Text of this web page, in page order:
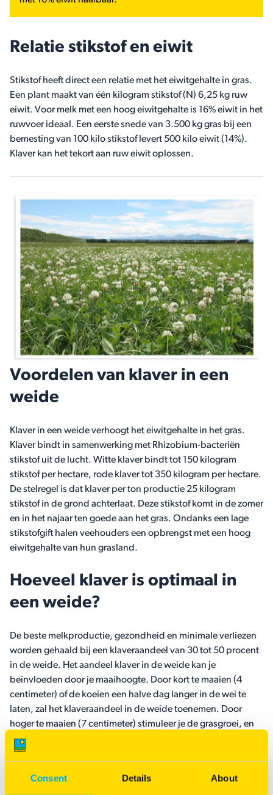
Consent Details About
Relatie stikstof en eiwit
Stikstof heeft direct een relatie met het eiwitgehalte in gras.
Een plant maakt van één kilogram stikstof (N) 6,25 kg ruw
eiwit. Voor melk met een hoog eiwitgehalte is 16% eiwit in het
ruwvoer ideaal. Een eerste snede van 3.500 kg gras bij een
bemesting van 100 kilo stikstof levert 500 kilo eiwit (14%).
Klaver kan het tekort aan ruw eiwit oplossen.
Voordelen van klaver in een
weide
Klaver in een weide verhoogt het eiwitgehalte in het gras.
Klaver bindt in samenwerking met Rhizobium-bacteriën
stikstof uit de lucht. Witte klaver bindt tot 150 kilogram
stikstof per hectare, rode klaver tot 350 kilogram per hectare.
De stelregel is dat klaver per ton productie 25 kilogram
stikstof in de grond achterlaat. Deze stikstof komt in de zomer
en in het najaar ten goede aan het gras. Ondanks een lage
stikstofgift halen veehouders een opbrengst met een hoog
eiwitgehalte van hun grasland.
Hoeveel klaver is optimaal in
een weide?
De beste melkproductie, gezondheid en minimale verliezen
worden gehaald bij een klaveraandeel van 30 tot 50 procent
in de weide. Het aandeel klaver in de weide kan je
beïnvloeden door je maaihoogte. Door kort te maaien (4
centimeter) of de koeien een halve dag langer in de wei te
laten, zal het klaveraandeel in de weide toenemen. Door
hoger te maaien (7 centimeter) stimuleer je de grasgroei, en
zal het klaveraandeel lager worden.
Klik hier voor tips over succesvol aanleggen van een
grasklaverweide